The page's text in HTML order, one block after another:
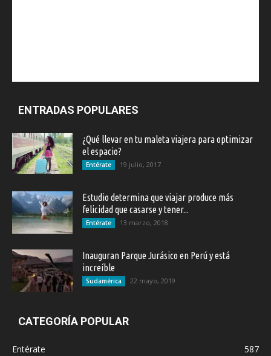
ENTRADAS POPULARES
¿Qué llevar en tu maleta viajera para optimizar
el espacio?
Entérate 19 julio, 2017
Estudio determina que viajar produce más
felicidad que casarse y tener...
Entérate 13 marzo, 2018
Inauguran Parque Jurásico en Perú y está
increíble
Sudamérica 22 mayo, 2019
CATEGORÍA POPULAR
Entérate
587